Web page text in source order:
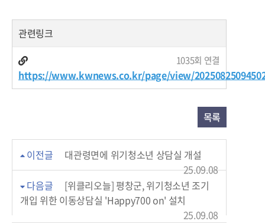
관련링크
https://www.kwnews.co.kr/page/view/
1035회 연결
목록
이전글
대관령면에 위기청소년 상담실 개설
25.09.08
다음글
[위클리오늘] 평창군, 위기청소년 조기
개입 위한 이동상담실 'Happy700 on' 설치
25.09.08